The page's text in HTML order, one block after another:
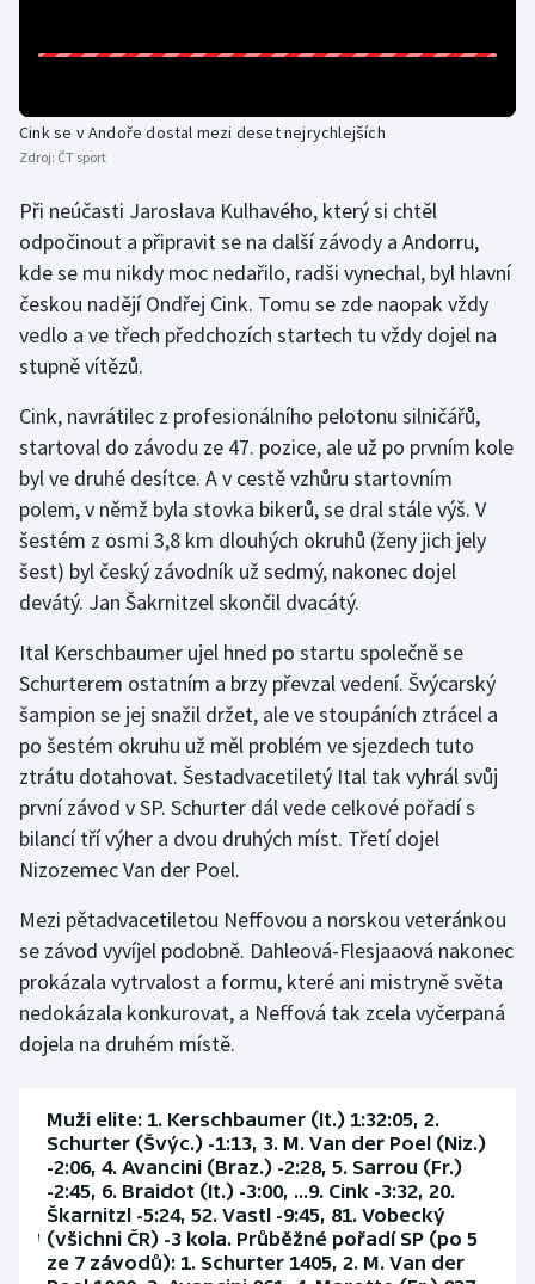
Moderní pětiboj
Olympijské hry
Parasport
Plavání
Plážový volejbal
Ragby
Rychlobruslení
Rychlostní kanoistika
Short track
Sportovní střelba
Stolní tenis
Triatlon
Veslování
Vodní slalom
Volejbal
Ostatní
Cink se v Andoře dostal mezi deset nejrychlejších
Zdroj: ČT sport
Při neúčasti Jaroslava Kulhavého, který si chtěl
odpočinout a připravit se na další závody a Andorru,
kde se mu nikdy moc nedařilo, radši vynechal, byl hlavní
českou nadějí Ondřej Cink. Tomu se zde naopak vždy
vedlo a ve třech předchozích startech tu vždy dojel na
stupně vítězů.
Cink, navrátilec z profesionálního pelotonu silničářů,
startoval do závodu ze 47. pozice, ale už po prvním kole
byl ve druhé desítce. A v cestě vzhůru startovním
polem, v němž byla stovka bikerů, se dral stále výš. V
šestém z osmi 3,8 km dlouhých okruhů (ženy jich jely
šest) byl český závodník už sedmý, nakonec dojel
devátý. Jan Šakrnitzel skončil dvacátý.
Ital Kerschbaumer ujel hned po startu společně se
Schurterem ostatním a brzy převzal vedení. Švýcarský
šampion se jej snažil držet, ale ve stoupáních ztrácel a
po šestém okruhu už měl problém ve sjezdech tuto
ztrátu dotahovat. Šestadvacetiletý Ital tak vyhrál svůj
první závod v SP. Schurter dál vede celkové pořadí s
bilancí tří výher a dvou druhých míst. Třetí dojel
Nizozemec Van der Poel.
Mezi pětadvacetiletou Neffovou a norskou veteránkou
se závod vyvíjel podobně. Dahleová-Flesjaaová nakonec
prokázala vytrvalost a formu, které ani mistryně světa
nedokázala konkurovat, a Neffová tak zcela vyčerpaná
dojela na druhém místě.
Muži elite: 1. Kerschbaumer (It.) 1:32:05, 2.
Schurter (Švýc.) -1:13, 3. M. Van der Poel (Niz.)
-2:06, 4. Avancini (Braz.) -2:28, 5. Sarrou (Fr.)
-2:45, 6. Braidot (It.) -3:00, ...9. Cink -3:32, 20.
Škarnitzl -5:24, 52. Vastl -9:45, 81. Vobecký
(všichni ČR) -3 kola. Průběžné pořadí SP (po 5
ze 7 závodů): 1. Schurter 1405, 2. M. Van der